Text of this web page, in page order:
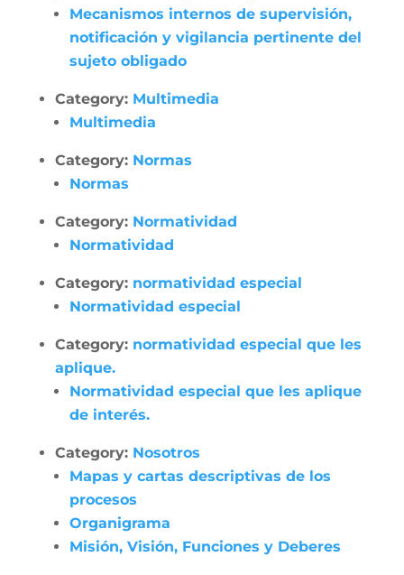
Mecanismos internos de supervisión,
notificación y vigilancia pertinente del
sujeto obligado
Category: Multimedia
Multimedia
Category: Normas
Normas
Category: Normatividad
Normatividad
Category: normatividad especial
Normatividad especial
Category: normatividad especial que les
aplique.
Normatividad especial que les aplique
de interés.
Category: Nosotros
Mapas y cartas descriptivas de los
procesos
Organigrama
Misión, Visión, Funciones y Deberes